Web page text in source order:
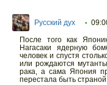
Русский дух •
После того как
Нагасаки ядерную
человек и спустя
или рождаются
рака, а сама Япония
перестала быть